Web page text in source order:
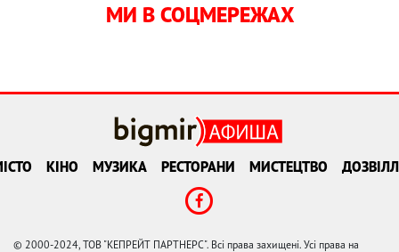
МИ В СОЦМЕРЕЖАХ
КІНО МУЗИКА РЕСТОРАНИ МИСТЕЦТВО
© 2000-2024, ТОВ "КЕПРЕЙТ ПАРТНЕРС". Всі права захищені. Усі права на